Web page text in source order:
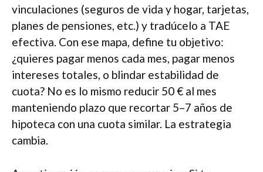
vinculaciones (seguros de vida y hogar, tarjetas,
planes de pensiones, etc.) y tradúcelo a TAE
efectiva. Con ese mapa, define tu objetivo:
¿quieres pagar menos cada mes, pagar menos
intereses totales, o blindar estabilidad de
cuota? No es lo mismo reducir 50 € al mes
manteniendo plazo que recortar 5–7 años de
hipoteca con una cuota similar. La estrategia
cambia.